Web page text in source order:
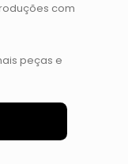
com
peças e